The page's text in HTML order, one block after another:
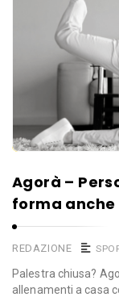
Agorà –
forma anche
REDAZIONE
Palestra chiusa?
allenamenti a casa